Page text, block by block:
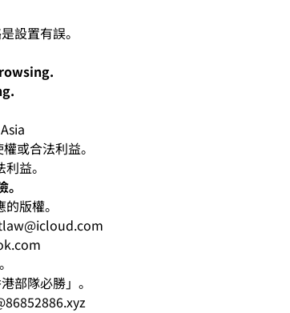
或合法利益。
益。
版權。
部隊必勝」。